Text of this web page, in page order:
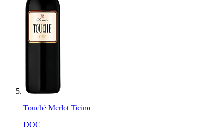
Touché Merlot Ticino
DOC